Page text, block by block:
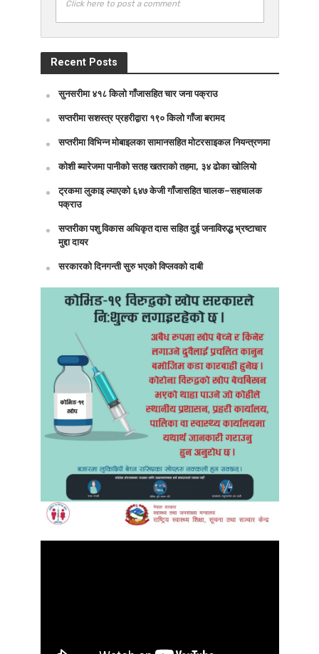
Click here to post a comment
Recent Posts
सुनसरीमा ४१८ किलो गाँजासहित चार जना पक्राउ
सप्तरीमा सशस्त्र प्रहरीद्वारा १९० किलो गाँजा बरामद
सप्तरीमा विभिन्न मोबाइलका सामानसहित मोटरसाइकल नियन्त्रणमा
कोशी ब्यारेजमा पानीको सतह खतराको तहमा, ३४ ढोका खोलियो
ट्रकमा लुकाइ ल्याएको ६४७ केजी गाँजासहित चालक–सहचालक
पक्राउ
सप्तरीका पशु विकास अधिकृत दास सहित दुई जनाविरुद्ध भ्रष्टाचार
मुद्दा दायर
सरकारको दिनगन्ती सुरु भएको विप्लवको दाबी